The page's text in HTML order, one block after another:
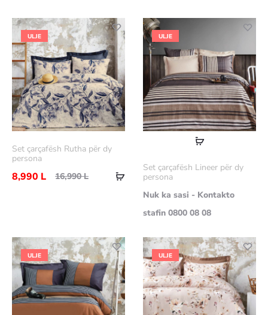
ULJE
Shtoje
shportë
Set çarçafësh Rutha për dy
persona
16,990L
8,990 L
ULJE
Lexoni
shumë
Set çarçafësh Lineer për dy
persona
Nuk ka sasi - Kontakto
stafin 0800 08 08
ULJE ULJE